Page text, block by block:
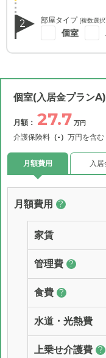
2 部屋タイプ (複数選
個室
個室(入居金プランA)
月額： 27.7 万円
介護保険料 （-） 万円を含む
月額費用 入居
月額費用 ?
家賃
管理費 ?
食費 ?
水道・光熱費
上乗せ介護費 ?